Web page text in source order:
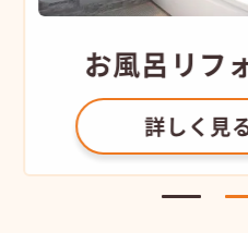
お風呂 リフ
詳しく見